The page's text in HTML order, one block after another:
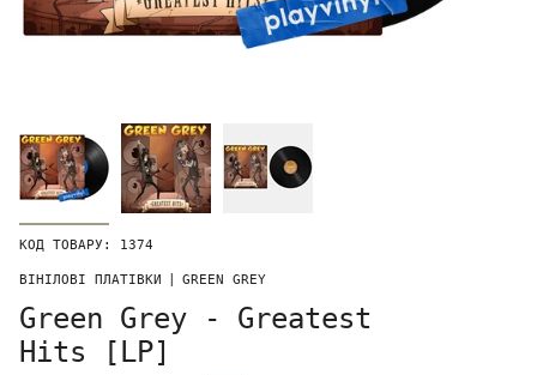
КОД ТОВАРУ: 1374
ВІНІЛОВІ ПЛАТІВКИ GREEN GREY
Green Grey - Greatest
Hits [LP]